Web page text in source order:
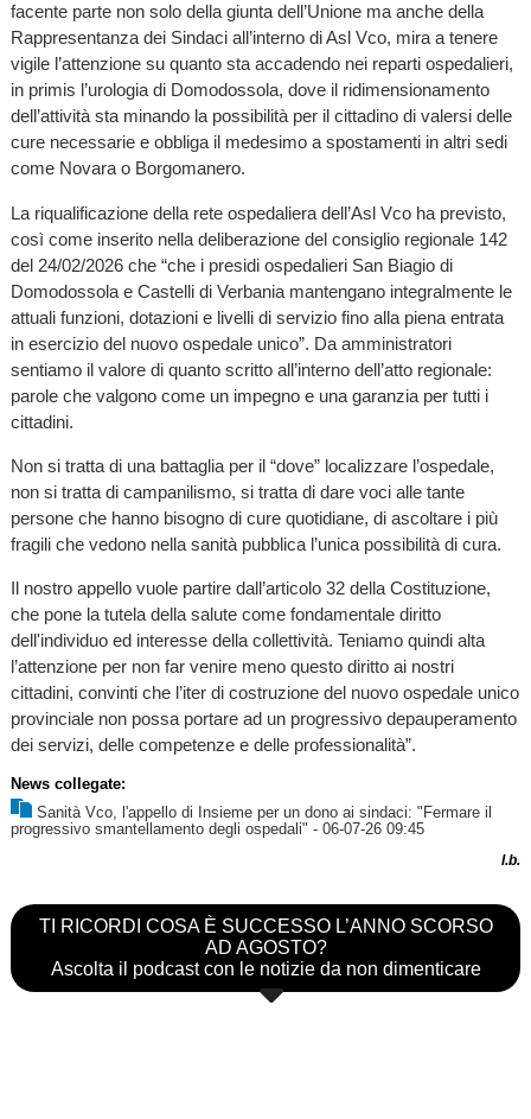
facente parte non solo della giunta dell’Unione ma anche della
Rappresentanza dei Sindaci all’interno di Asl Vco, mira a tenere
vigile l’attenzione su quanto sta accadendo nei reparti ospedalieri,
in primis l’urologia di Domodossola, dove il ridimensionamento
dell’attività sta minando la possibilità per il cittadino di valersi delle
cure necessarie e obbliga il medesimo a spostamenti in altri sedi
come Novara o Borgomanero.
La riqualificazione della rete ospedaliera dell’Asl Vco ha previsto,
così come inserito nella deliberazione del consiglio regionale 142
del 24/02/2026 che “che i presidi ospedalieri San Biagio di
Domodossola e Castelli di Verbania mantengano integralmente le
attuali funzioni, dotazioni e livelli di servizio fino alla piena entrata
in esercizio del nuovo ospedale unico”. Da amministratori
sentiamo il valore di quanto scritto all’interno dell’atto regionale:
parole che valgono come un impegno e una garanzia per tutti i
cittadini.
Non si tratta di una battaglia per il “dove” localizzare l’ospedale,
non si tratta di campanilismo, si tratta di dare voci alle tante
persone che hanno bisogno di cure quotidiane, di ascoltare i più
fragili che vedono nella sanità pubblica l’unica possibilità di cura.
Il nostro appello vuole partire dall’articolo 32 della Costituzione,
che pone la tutela della salute come fondamentale diritto
dell'individuo ed interesse della collettività. Teniamo quindi alta
l’attenzione per non far venire meno questo diritto ai nostri
cittadini, convinti che l’iter di costruzione del nuovo ospedale unico
provinciale non possa portare ad un progressivo depauperamento
dei servizi, delle competenze e delle professionalità”.
News collegate:
Sanità Vco, l'appello di Insieme per un dono ai sindaci: "Fermare il
progressivo smantellamento degli ospedali" - 06-07-26 09:45
l.b.
TI RICORDI COSA È SUCCESSO L’ANNO SCORSO
AD AGOSTO?
Ascolta il podcast con le notizie da non dimenticare